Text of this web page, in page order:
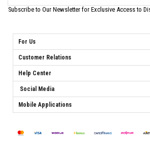
Subscribe to Our Newsletter for Exclusive Access to
For Us
Customer Relations
Help Center
Social Media
Mobile Applications